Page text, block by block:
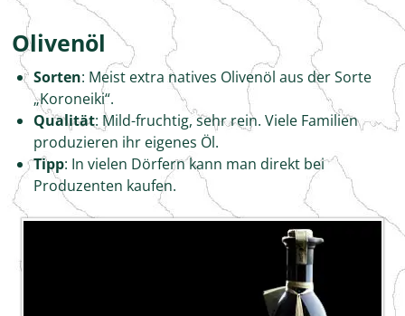
Olivenöl
Sorten: Meist extra natives Olivenöl aus der Sorte
„Koroneiki“.
Qualität: Mild-fruchtig, sehr rein. Viele Familien
produzieren ihr eigenes Öl.
Tipp: In vielen Dörfern kann man direkt bei
Produzenten kaufen.